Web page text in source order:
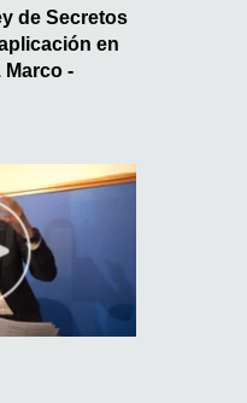
de Secretos
en
Marco -